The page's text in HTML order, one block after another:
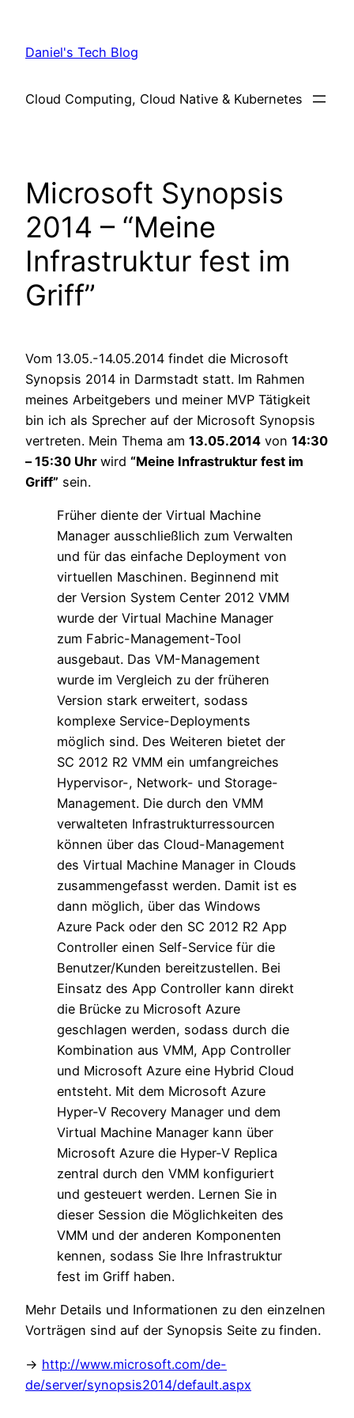
content
Daniel's Tech Blog
Cloud Computing, Cloud Native & Kubernetes
Microsoft Synopsis
2014 – “Meine
Infrastruktur fest im
Griff”
Vom 13.05.-14.05.2014 findet die Microsoft
Synopsis 2014 in Darmstadt statt. Im Rahmen
meines Arbeitgebers und meiner MVP Tätigkeit
bin ich als Sprecher auf der Microsoft Synopsis
vertreten. Mein Thema am 13.05.2014 von 14:30
– 15:30 Uhr wird “Meine Infrastruktur fest im
Griff” sein.
Früher diente der Virtual Machine
Manager ausschließlich zum Verwalten
und für das einfache Deployment von
virtuellen Maschinen. Beginnend mit
der Version System Center 2012 VMM
wurde der Virtual Machine Manager
zum Fabric-Management-Tool
ausgebaut. Das VM-Management
wurde im Vergleich zu der früheren
Version stark erweitert, sodass
komplexe Service-Deployments
möglich sind. Des Weiteren bietet der
SC 2012 R2 VMM ein umfangreiches
Hypervisor-, Network- und Storage-
Management. Die durch den VMM
verwalteten Infrastrukturressourcen
können über das Cloud-Management
des Virtual Machine Manager in Clouds
zusammengefasst werden. Damit ist es
dann möglich, über das Windows
Azure Pack oder den SC 2012 R2 App
Controller einen Self-Service für die
Benutzer/Kunden bereitzustellen. Bei
Einsatz des App Controller kann direkt
die Brücke zu Microsoft Azure
geschlagen werden, sodass durch die
Kombination aus VMM, App Controller
und Microsoft Azure eine Hybrid Cloud
entsteht. Mit dem Microsoft Azure
Hyper-V Recovery Manager und dem
Virtual Machine Manager kann über
Microsoft Azure die Hyper-V Replica
zentral durch den VMM konfiguriert
und gesteuert werden. Lernen Sie in
dieser Session die Möglichkeiten des
VMM und der anderen Komponenten
kennen, sodass Sie Ihre Infrastruktur
fest im Griff haben.
Mehr Details und Informationen zu den einzelnen
Vorträgen sind auf der Synopsis Seite zu finden.
-> http://www.microsoft.com/de-
de/server/synopsis2014/default.aspx